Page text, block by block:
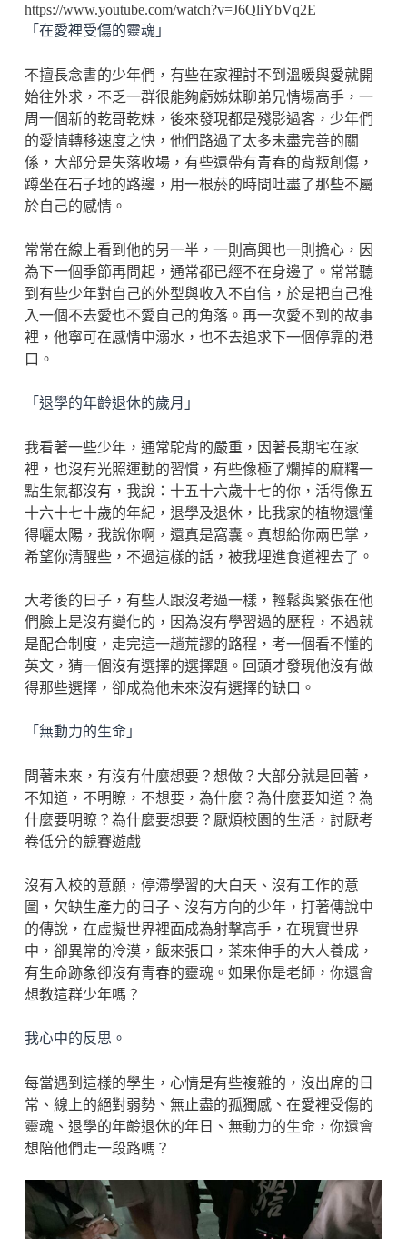
https://www.youtube.com/watch?v=J6QliYbVq2E
「在愛裡受傷的靈魂」
不擅長念書的少年們，有些在家裡討不到溫暖與愛就開
始往外求，不乏一群很能夠虧姊妹聊弟兄情場高手，一
周一個新的乾哥乾妹，後來發現都是殘影過客，少年們
的愛情轉移速度之快，他們路過了太多未盡完善的關
係，大部分是失落收場，有些還帶有青春的背叛創傷，
蹲坐在石子地的路邊，用一根菸的時間吐盡了那些不屬
於自己的感情。
常常在線上看到他的另一半，一則高興也一則擔心，因
為下一個季節再問起，通常都已經不在身邊了。常常聽
到有些少年對自己的外型與收入不自信，於是把自己推
入一個不去愛也不愛自己的角落。再一次愛不到的故事
裡，他寧可在感情中溺水，也不去追求下一個停靠的港
口。
「退學的年齡退休的歲月」
我看著一些少年，通常駝背的嚴重，因著長期宅在家
裡，也沒有光照運動的習慣，有些像極了爛掉的麻糬一
點生氣都沒有，我說：十五十六歲十七的你，活得像五
十六十七十歲的年紀，退學及退休，比我家的植物還懂
得曬太陽，我說你啊，還真是窩囊。真想給你兩巴掌，
希望你清醒些，不過這樣的話，被我埋進食道裡去了。
大考後的日子，有些人跟沒考過一樣，輕鬆與緊張在他
們臉上是沒有變化的，因為沒有學習過的歷程，不過就
是配合制度，走完這一趟荒謬的路程，考一個看不懂的
英文，猜一個沒有選擇的選擇題。回頭才發現他沒有做
得那些選擇，卻成為他未來沒有選擇的缺口。
「無動力的生命」
問著未來，有沒有什麼想要？想做？大部分就是回著，
不知道，不明瞭，不想要，為什麼？為什麼要知道？為
什麼要明瞭？為什麼要想要？厭煩校園的生活，討厭考
卷低分的競賽遊戲
沒有入校的意願，停滯學習的大白天、沒有工作的意
圖，欠缺生產力的日子、沒有方向的少年，打著傳說中
的傳說，在虛擬世界裡面成為射擊高手，在現實世界
中，卻異常的冷漠，飯來張口，茶來伸手的大人養成，
有生命跡象卻沒有青春的靈魂。如果你是老師，你還會
想教這群少年嗎？
我心中的反思。
每當遇到這樣的學生，心情是有些複雜的，沒出席的日
常、線上的絕對弱勢、無止盡的孤獨感、在愛裡受傷的
靈魂、退學的年齡退休的年日、無動力的生命，你還會
想陪他們走一段路嗎？